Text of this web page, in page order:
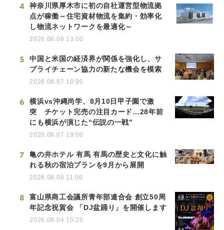
4
神奈川県厚木市に初の自社運営型物流拠
点が稼働～住宅資材物流を集約・効率化
し物流ネットワークを最適化～
2026.08.06 13:00
5
中国と米国の経済界が関係を強化し、サ
プライチェーン協力の新たな機会を模索
2026.08.07 10:00
6
横浜vs沖縄尚学、8月10日甲子園で激
突 チケット完売の注目カード…28年前
にも横浜が演じた“伝説の一戦”
2026.08.07 19:00
7
亀の井ホテル 有馬 有馬の歴史と文化に触
れる秋の宿泊プランを9月から展開
2026.08.06 11:00
8
富山県商工会議所青年部連合会 創立50周
年記念祝賀会 「DJ盆踊り」を開催します
2026.08.04 15:25